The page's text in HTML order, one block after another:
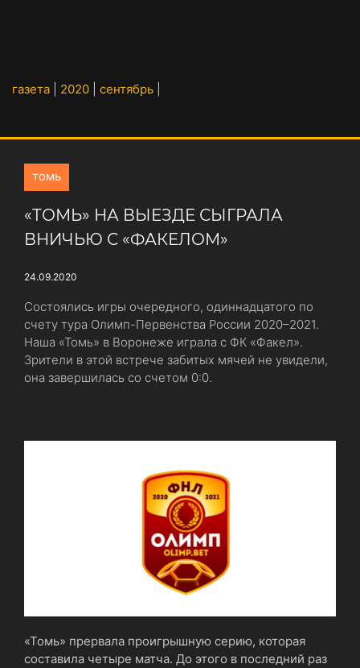
газета 2020 сентябрь
томь
«ТОМЬ» НА ВЫЕЗДЕ СЫГРАЛА
ВНИЧЬЮ С «ФАКЕЛОМ»
24.09.2020
Состоялись игры очередного, одиннадцатого по
счету тура Олимп-Первенства России 2020–2021.
Наша «Томь» в Воронеже играла с ФК «Факел».
Зрители в этой встрече забитых мячей не увидели,
она завершилась со счетом 0:0.
«Томь» прервала проигрышную серию, которая
составила четыре матча. До этого в последний раз